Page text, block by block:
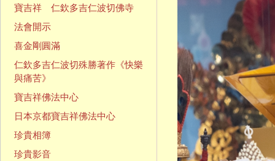
寶吉祥 仁欽多吉仁波切佛寺
法會開示
喜金剛圓滿
仁欽多吉仁波切殊勝著作《快樂
與痛苦》
寶吉祥佛法中心
日本京都寶吉祥佛法中心
珍貴相簿
珍貴影音